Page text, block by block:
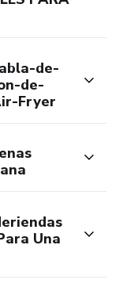
de distancia.
de-
de-
Fryer
Una